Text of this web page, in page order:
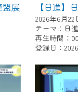
盟展
2026年6月
テーマ：日
再生時間：
登録日：